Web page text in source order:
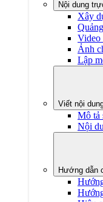
Nội dung
Xây
Video
Ảnh
Lập
Viết nội
Mô tả
Nội
Hướng dẫn